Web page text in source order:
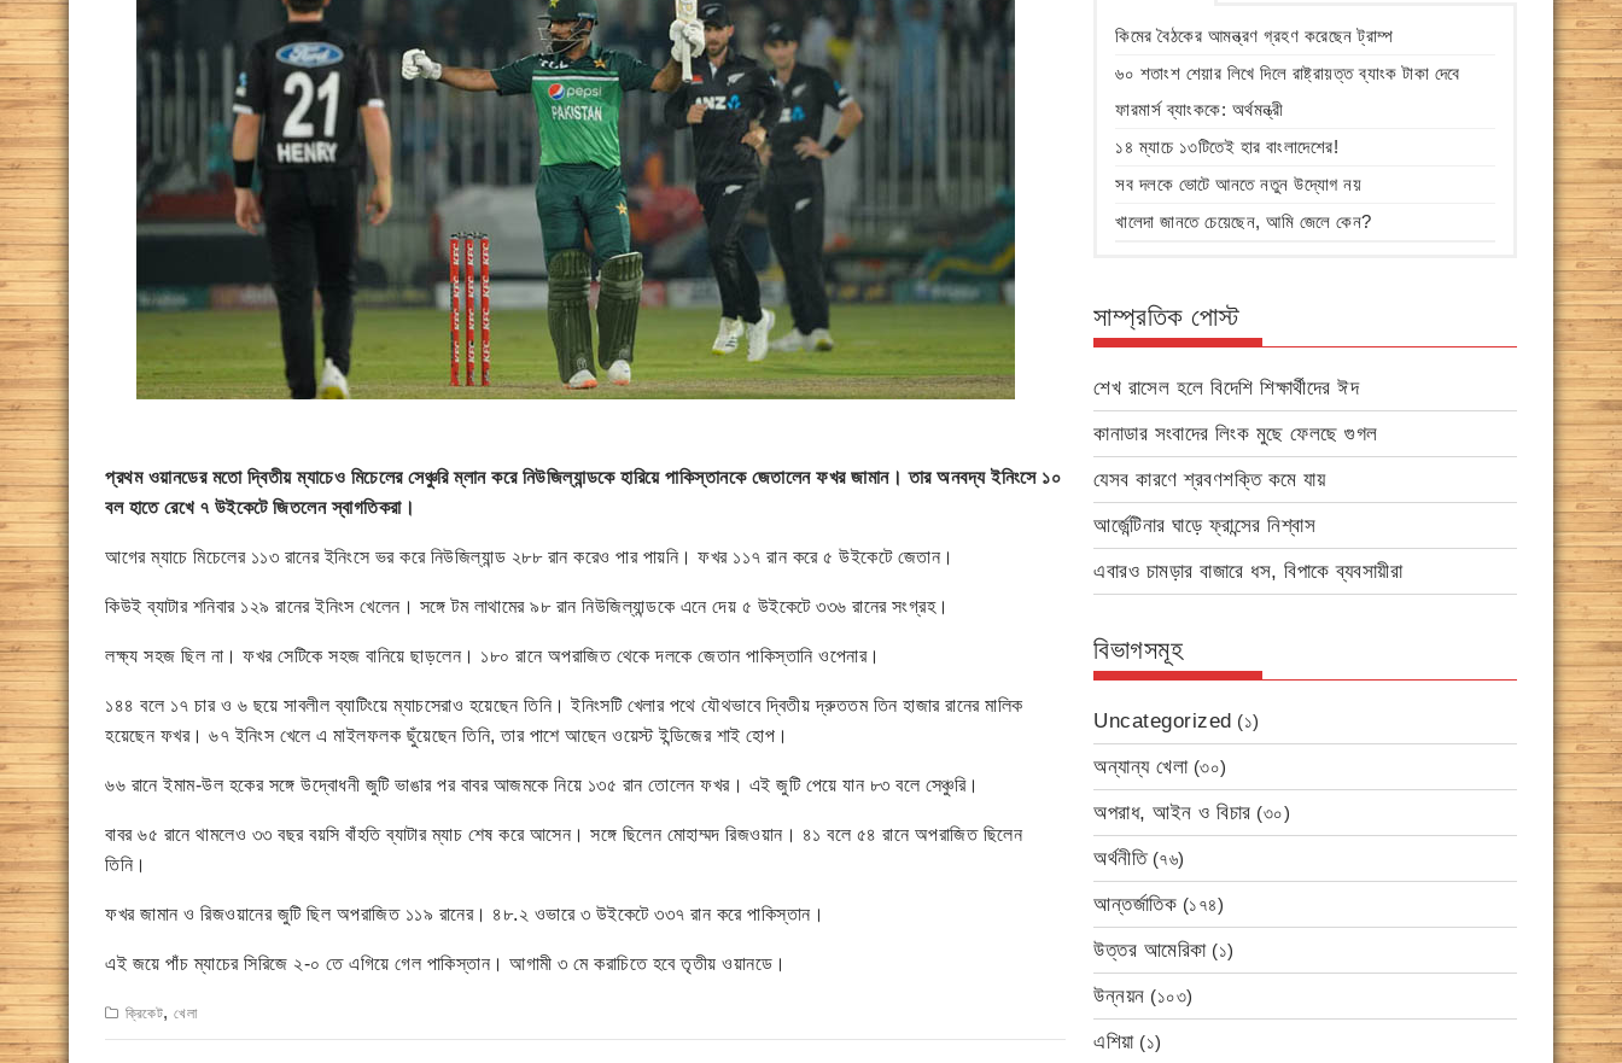
প্রথম ওয়ানডের মতো দ্বিতীয় ম্যাচেও মিচেলের সেঞ্চুরি ম্লান করে নিউজিল্যান্ডকে হারিয়ে পাকিস্তানকে জেতালেন ফখর জামান। তার অনবদ্য ইনিংসে ১০
বল হাতে রেখে ৭ উইকেটে জিতলেন স্বাগতিকরা।
আগের ম্যাচে মিচেলের ১১৩ রানের ইনিংসে ভর করে নিউজিল্যান্ড ২৮৮ রান করেও পার পায়নি। ফখর ১১৭ রান করে ৫ উইকেটে জেতান।
কিউই ব্যাটার শনিবার ১২৯ রানের ইনিংস খেলেন। সঙ্গে টম লাথামের ৯৮ রান নিউজিল্যান্ডকে এনে দেয় ৫ উইকেটে ৩৩৬ রানের সংগ্রহ।
লক্ষ্য সহজ ছিল না। ফখর সেটিকে সহজ বানিয়ে ছাড়লেন। ১৮০ রানে অপরাজিত থেকে দলকে জেতান পাকিস্তানি ওপেনার।
১৪৪ বলে ১৭ চার ও ৬ ছয়ে সাবলীল ব্যাটিংয়ে ম্যাচসেরাও হয়েছেন তিনি। ইনিংসটি খেলার পথে যৌথভাবে দ্বিতীয় দ্রুততম তিন হাজার রানের মালিক
হয়েছেন ফখর। ৬৭ ইনিংস খেলে এ মাইলফলক ছুঁয়েছেন তিনি, তার পাশে আছেন ওয়েস্ট ইন্ডিজের শাই হোপ।
৬৬ রানে ইমাম-উল হকের সঙ্গে উদ্বোধনী জুটি ভাঙার পর বাবর আজমকে নিয়ে ১৩৫ রান তোলেন ফখর। এই জুটি পেয়ে যান ৮৩ বলে সেঞ্চুরি।
বাবর ৬৫ রানে থামলেও ৩৩ বছর বয়সি বাঁহতি ব্যাটার ম্যাচ শেষ করে আসেন। সঙ্গে ছিলেন মোহাম্মদ রিজওয়ান। ৪১ বলে ৫৪ রানে অপরাজিত ছিলেন
তিনি।
ফখর জামান ও রিজওয়ানের জুটি ছিল অপরাজিত ১১৯ রানের। ৪৮.২ ওভারে ৩ উইকেটে ৩৩৭ রান করে পাকিস্তান।
এই জয়ে পাঁচ ম্যাচের সিরিজে ২-০ তে এগিয়ে গেল পাকিস্তান। আগামী ৩ মে করাচিতে হবে তৃতীয় ওয়ানডে।
ক্রিকেট, খেলা
কিমের বৈঠকের আমন্ত্রণ গ্রহণ করেছেন ট্রাম্প
৬০ শতাংশ শেয়ার লিখে দিলে রাষ্ট্রায়ত্ত ব্যাংক টাকা দেবে
ফারমার্স ব্যাংককে: অর্থমন্ত্রী
১৪ ম্যাচে ১৩টিতেই হার বাংলাদেশের!
সব দলকে ভোটে আনতে নতুন উদ্যোগ নয়
খালেদা জানতে চেয়েছেন, আমি জেলে কেন?
সাম্প্রতিক পোস্ট
শেখ রাসেল হলে বিদেশি শিক্ষার্থীদের ঈদ
কানাডার সংবাদের লিংক মুছে ফেলছে গুগল
যেসব কারণে শ্রবণশক্তি কমে যায়
আর্জেন্টিনার ঘাড়ে ফ্রান্সের নিশ্বাস
এবারও চামড়ার বাজারে ধস, বিপাকে ব্যবসায়ীরা
বিভাগসমূহ
Uncategorized (১)
অন্যান্য খেলা(৩০)
অপরাধ, আইন ও বিচার (৩০)
অর্থনীতি(৭৬)
আন্তর্জাতিক (১৭৪)
উত্তর আমেরিকা(১)
উন্নয়ন (১০৩)
এশিয়া(১)